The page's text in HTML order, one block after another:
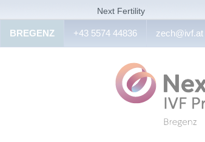
BREGENZ +43 5574 44836 zech@ivf.at
Next Fertility